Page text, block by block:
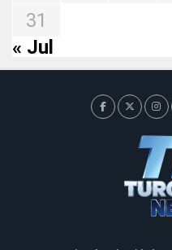
31
« Jul